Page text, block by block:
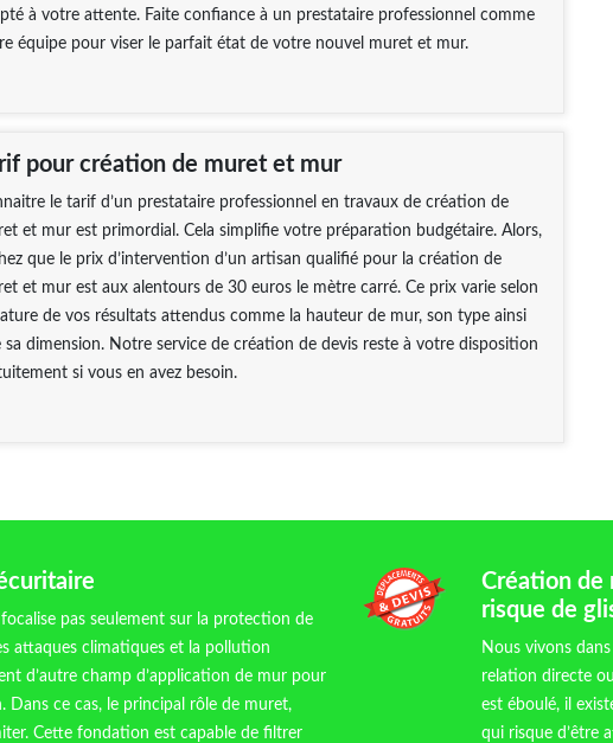
à votre attente. Faite confiance à un prestataire professionnel comme
équipe pour viser le parfait état de votre nouvel muret et mur.
pour création de muret et mur
le tarif d’un prestataire professionnel en travaux de création de
et mur est primordial. Cela simplifie votre préparation budgétaire. Alors,
que le prix d’intervention d’un artisan qualifié pour la création de
et mur est aux alentours de 30 euros le mètre carré. Ce prix varie selon
de vos résultats attendus comme la hauteur de mur, son type ainsi
sa dimension. Notre service de création de devis reste à votre disposition
si vous en avez besoin.
pas seulement sur la protection de
attaques climatiques et la pollution
d’autre champ d’application de mur pour
Dans ce cas, le principal rôle de muret,
Cette fondation est capable de filtrer
Création de
risque de
Nous vivons
relation directe
est éboulé, il
qui risque d’être